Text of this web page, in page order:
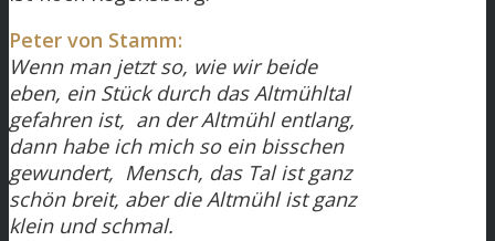
Peter von Stamm:
Wenn man jetzt so, wie wir beide
eben, ein Stück durch das Altmühltal
gefahren ist, an der Altmühl entlang,
dann habe ich mich so ein bisschen
gewundert, Mensch, das Tal ist ganz
schön breit, aber die Altmühl ist ganz
klein und schmal.